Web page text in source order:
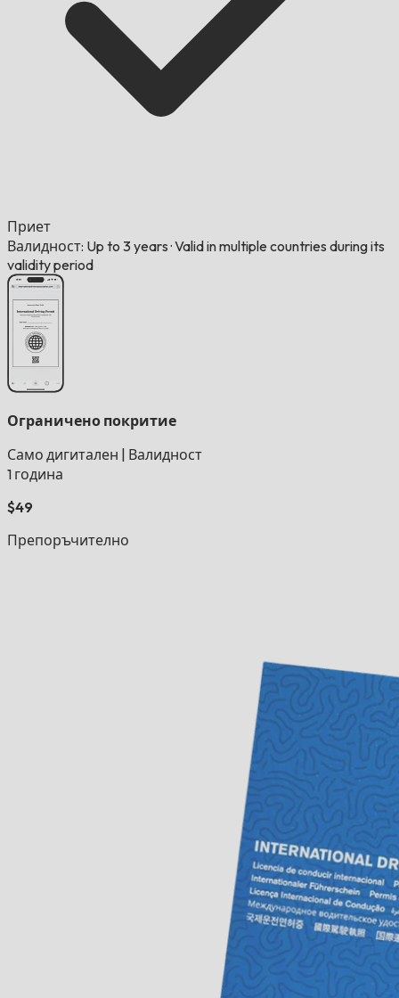
Приет
Валидност: Up to 3 years ·Valid in multiple countries during its
validity period
Ограничено покритие
Само дигитален
Валидност
1 година
$49
Препоръчително